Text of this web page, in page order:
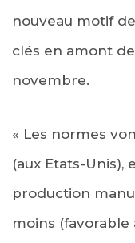
nouveau motif
clés en amont
novembre.
« Les normes
(aux Etats-
production
moins (favorable